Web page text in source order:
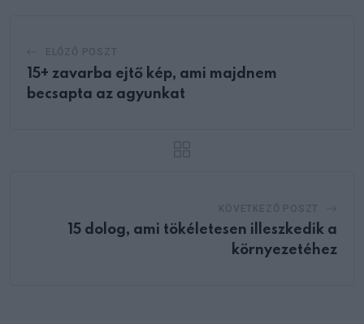
15+ zavarba ejtő kép, ami majdnem
becsapta az agyunkat
15 dolog, ami tökéletesen illeszkedik a
környezetéhez